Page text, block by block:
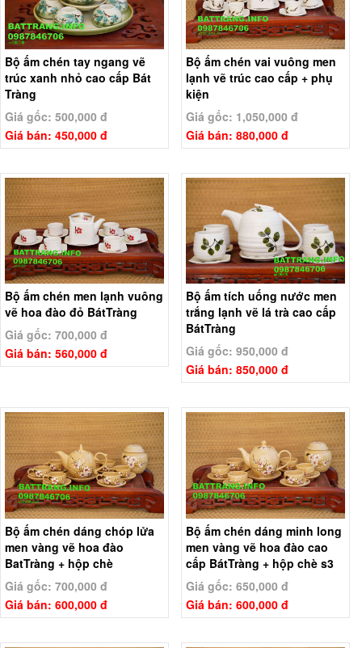
Bộ ấm chén tay ngang vẽ
trúc xanh nhỏ cao cấp Bát
Tràng
Giá gốc: 500,000 đ
Giá bán: 450,000 đ
Bộ ấm chén vai vuông men
lạnh vẽ trúc cao cấp + phụ
kiện
Giá gốc: 1,050,000 đ
Giá bán: 880,000 đ
Bộ ấm chén men lạnh vuông
vẽ hoa đào đỏ BátTràng
Giá gốc: 700,000 đ
Giá bán: 560,000 đ
Bộ ấm tích uống nước men
trắng lạnh vẽ lá trà cao cấp
BátTràng
Giá gốc: 950,000 đ
Giá bán: 850,000 đ
Bộ ấm chén dáng chóp lửa
men vàng vẽ hoa đào
BatTràng + hộp chè
Giá gốc: 700,000 đ
Giá bán: 600,000 đ
Bộ ấm chén dáng minh long
men vàng vẽ hoa đào cao
cấp BátTràng + hộp chè s3
Giá gốc: 650,000 đ
Giá bán: 600,000 đ